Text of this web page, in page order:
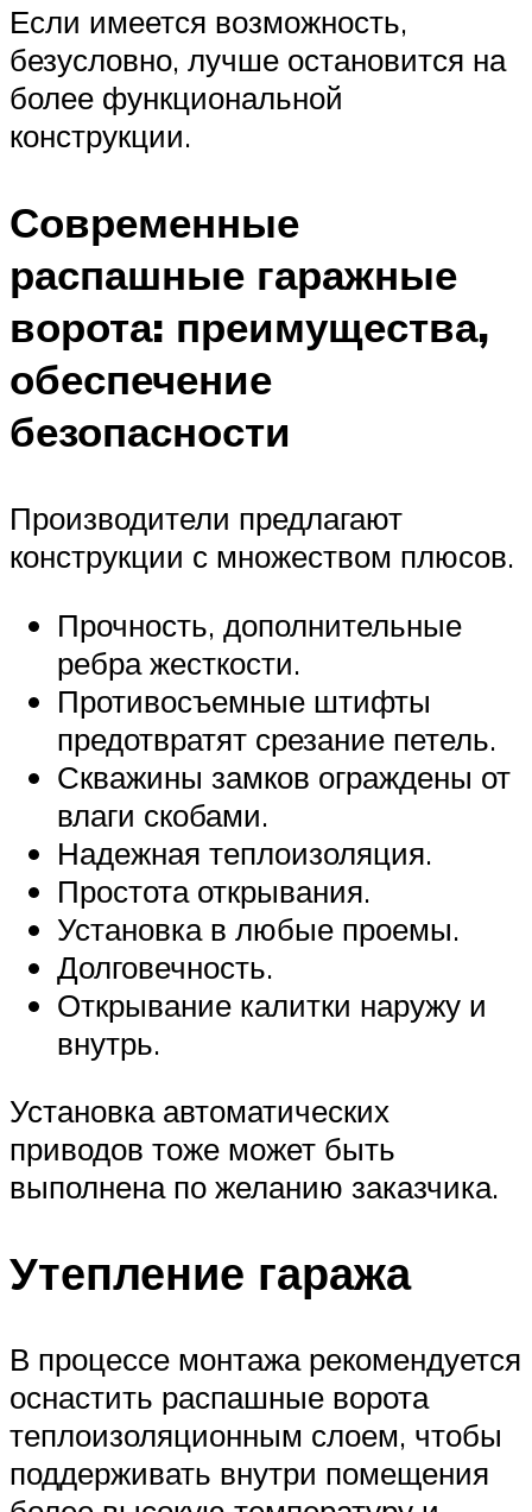
Если имеется возможность,
безусловно, лучше остановится на
более функциональной
конструкции.
Современные
распашные гаражные
ворота: преимущества,
обеспечение
безопасности
Производители предлагают
конструкции с множеством плюсов.
Прочность, дополнительные
ребра жесткости.
Противосъемные штифты
предотвратят срезание петель.
Скважины замков ограждены от
влаги скобами.
Надежная теплоизоляция.
Простота открывания.
Установка в любые проемы.
Долговечность.
Открывание калитки наружу и
внутрь.
Установка автоматических
приводов тоже может быть
выполнена по желанию заказчика.
Утепление гаража
В процессе монтажа рекомендуется
оснастить распашные ворота
теплоизоляционным слоем, чтобы
поддерживать внутри помещения